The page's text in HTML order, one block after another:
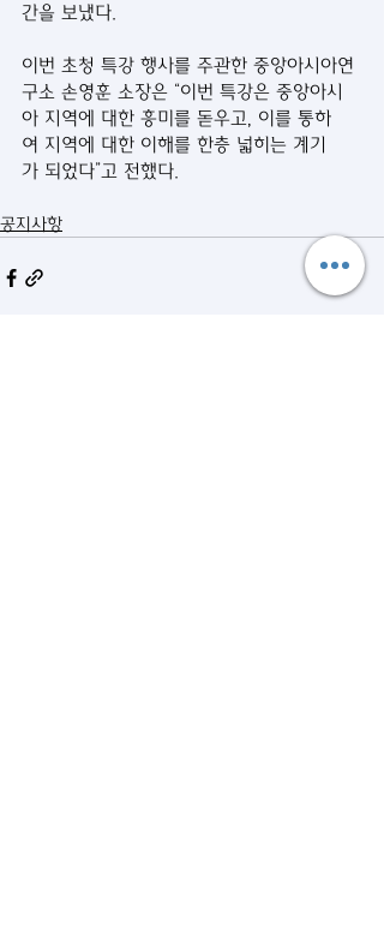
간을 보냈다.
이번 초청 특강 행사를 주관한 중앙아시아연
구소 손영훈 소장은 “이번 특강은 중앙아시
아 지역에 대한 흥미를 돋우고, 이를 통하
여 지역에 대한 이해를 한층 넓히는 계기
가 되었다”고 전했다.
공지사항